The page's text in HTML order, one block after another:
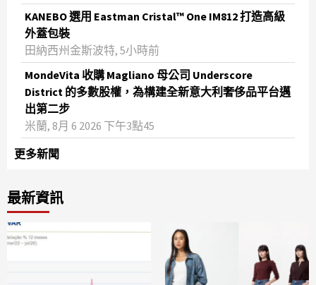
KANEBO 選用 Eastman Cristal™ One IM812 打造高級
外蓋包裝
田納西州金斯波特, 5小時前
MondeVita 收購 Magliano 母公司 Underscore
District 的多數股權，為構建全新意大利奢侈品平台邁
出第二步
米蘭, 8月 6 2026 下午3點45
更多新聞
最新資訊